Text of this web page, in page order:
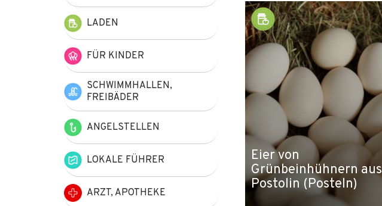
Eier von
Grünbeinhühnern aus
Postolin (Posteln)
LADEN
FÜR KINDER
SCHWIMMHALLEN,
FREIBÄDER
ANGELSTELLEN
LOKALE FÜHRER
ARZT, APOTHEKE